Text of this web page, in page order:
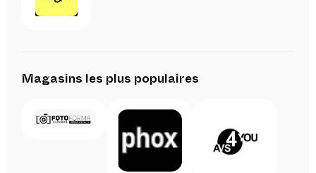
Magasins les plus populaires